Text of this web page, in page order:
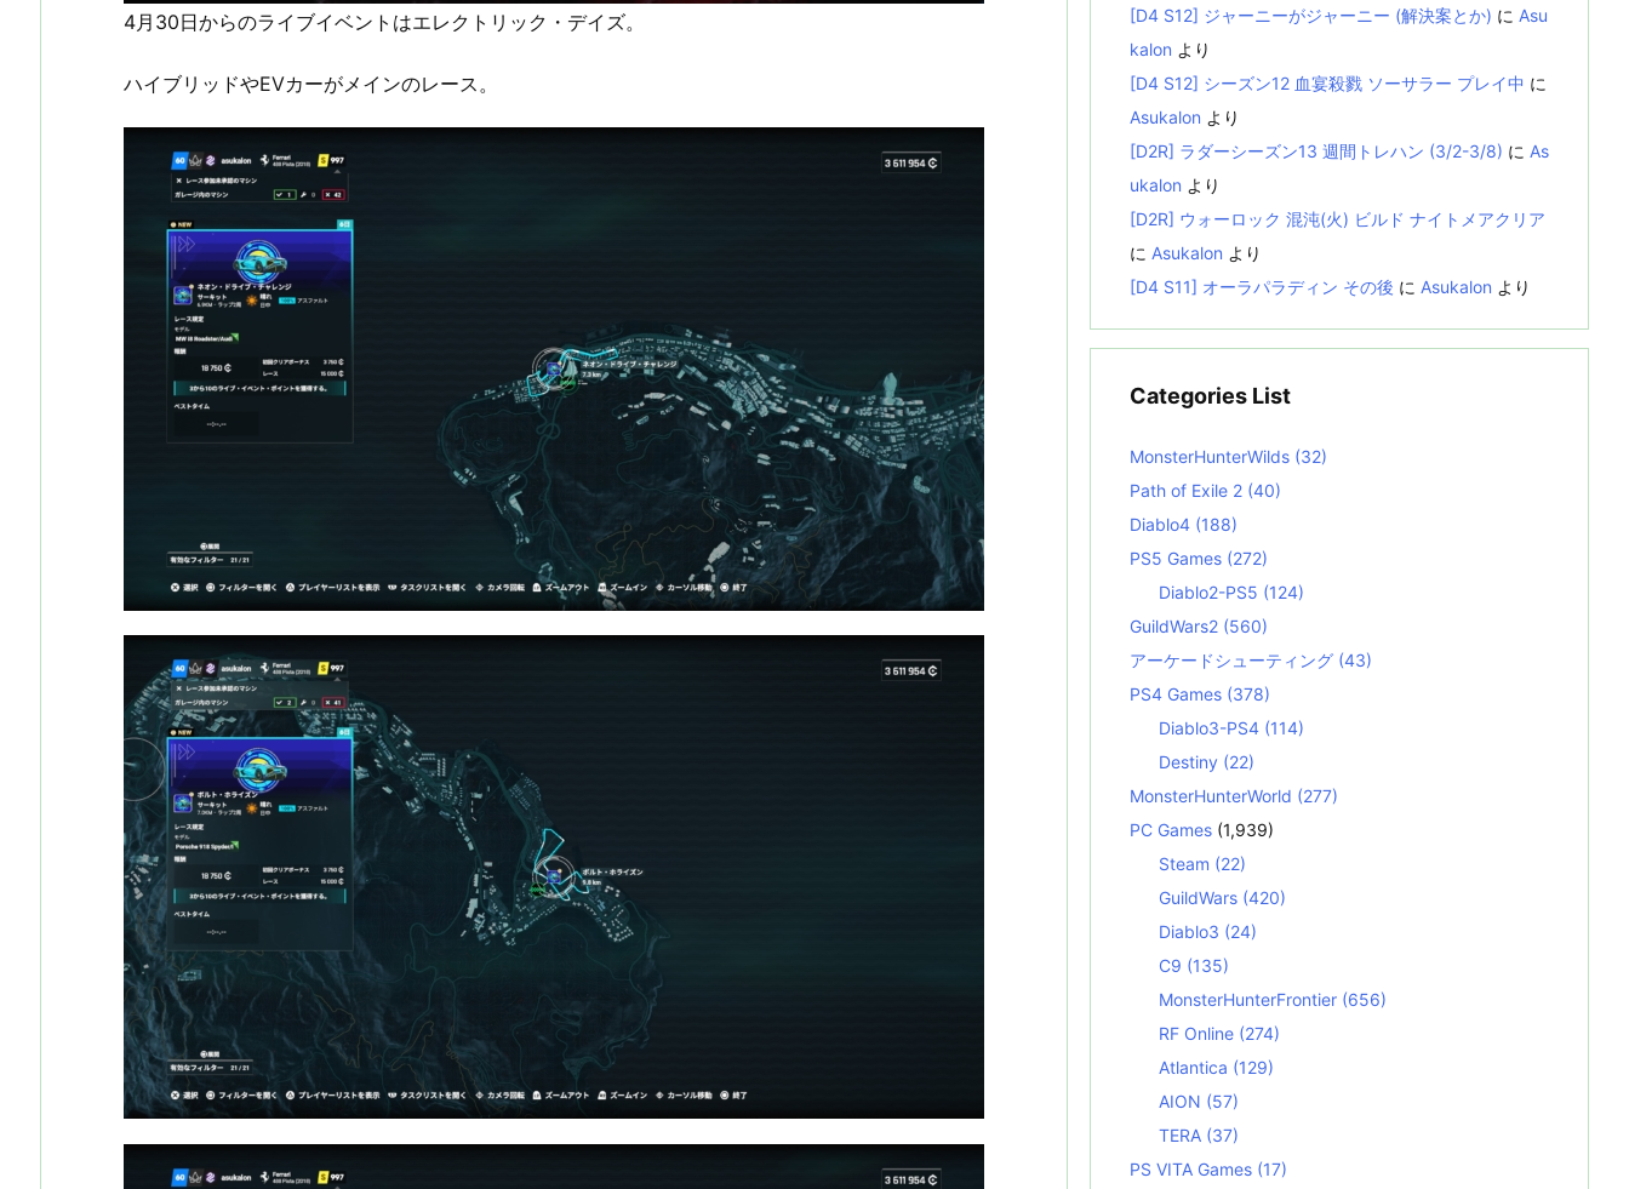
4月30日からのライブイベントはエレクトリック・デイズ。
ハイブリッドやEVカーがメインのレース。
[D4 S12] ジャーニーがジャーニー (解決案とか) に Asu
kalon より
[D4 S12] シーズン12 血宴殺戮 ソーサラー プレイ中 に
Asukalon より
[D2R] ラダーシーズン13 週間トレハン (3/2-3/8) に As
ukalon より
[D2R] ウォーロック 混沌(火) ビルド ナイトメアクリア
に Asukalon より
[D4 S11] オーラパラディン その後 に Asukalon より
Categories List
MonsterHunterWilds (32)
Path of Exile 2 (40)
Diablo4 (188)
PS5 Games (272)
Diablo2-PS5 (124)
GuildWars2 (560)
アーケードシューティング (43)
PS4 Games (378)
Diablo3-PS4 (114)
Destiny (22)
MonsterHunterWorld (277)
PC Games (1,939)
Steam (22)
GuildWars (420)
Diablo3 (24)
C9 (135)
MonsterHunterFrontier (656)
RF Online (274)
Atlantica (129)
AION (57)
TERA (37)
PS VITA Games (17)